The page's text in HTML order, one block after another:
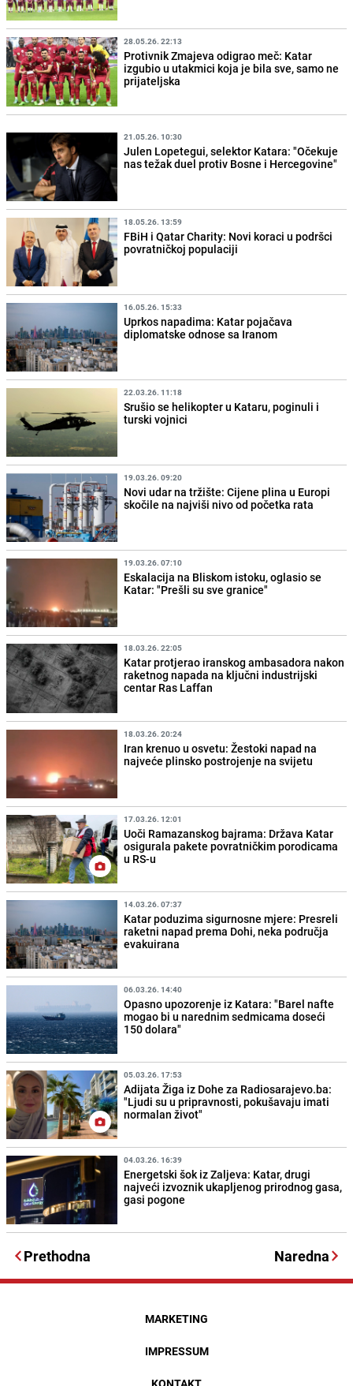
28.05.26. 22:13
Protivnik Zmajeva odigrao meč: Katar
izgubio u utakmici koja je bila sve, samo ne
prijateljska
21.05.26. 10:30
Julen Lopetegui, selektor Katara: "Očekuje
nas težak duel protiv Bosne i Hercegovine"
18.05.26. 13:59
FBiH i Qatar Charity: Novi koraci u podršci
povratničkoj populaciji
16.05.26. 15:33
Uprkos napadima: Katar pojačava
diplomatske odnose sa Iranom
22.03.26. 11:18
Srušio se helikopter u Kataru, poginuli i
turski vojnici
19.03.26. 09:20
Novi udar na tržište: Cijene plina u Europi
skočile na najviši nivo od početka rata
19.03.26. 07:10
Eskalacija na Bliskom istoku, oglasio se
Katar: "Prešli su sve granice"
18.03.26. 22:05
Katar protjerao iranskog ambasadora nakon
raketnog napada na ključni industrijski
centar Ras Laffan
18.03.26. 20:24
Iran krenuo u osvetu: Žestoki napad na
najveće plinsko postrojenje na svijetu
17.03.26. 12:01
Uoči Ramazanskog bajrama: Država Katar
osigurala pakete povratničkim porodicama
u RS-u
14.03.26. 07:37
Katar poduzima sigurnosne mjere: Presreli
raketni napad prema Dohi, neka područja
evakuirana
06.03.26. 14:40
Opasno upozorenje iz Katara: "Barel nafte
mogao bi u narednim sedmicama doseći
150 dolara"
05.03.26. 17:53
Adijata Žiga iz Dohe za Radiosarajevo.ba:
"Ljudi su u pripravnosti, pokušavaju imati
normalan život"
04.03.26. 16:39
Energetski šok iz Zaljeva: Katar, drugi
najveći izvoznik ukapljenog prirodnog gasa,
gasi pogone
Prethodna Naredna
MARKETING
IMPRESSUM